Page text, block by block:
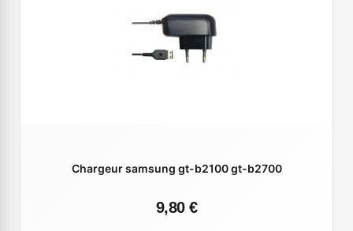
Chargeur samsung gt-b2100 gt-b2700
9,80 €